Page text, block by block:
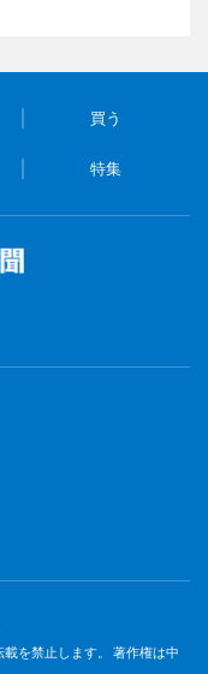
買う
特集
を禁止します。 著作権は中